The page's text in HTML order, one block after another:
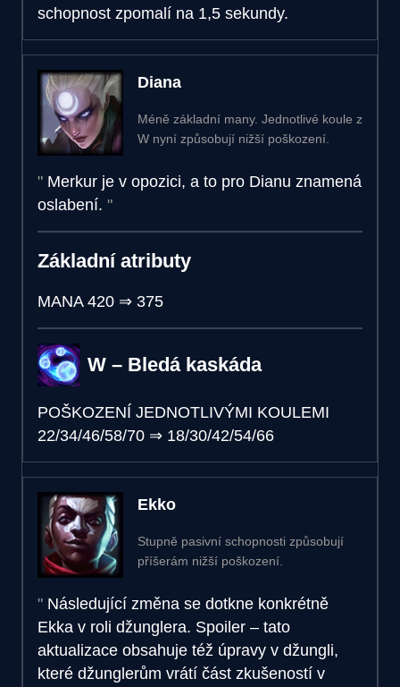
schopnost zpomalí na 1,5 sekundy.
Diana
Méně základní many. Jednotlivé koule z
W nyní způsobují nižší poškození.
Merkur je v opozici, a to pro Dianu znamená
oslabení.
Základní atributy
MANA 420 ⇒ 375
W – Bledá kaskáda
POŠKOZENÍ JEDNOTLIVÝMI KOULEMI
22/34/46/58/70 ⇒ 18/30/42/54/66
Ekko
Stupně pasivní schopnosti způsobují
příšerám nižší poškození.
Následující změna se dotkne konkrétně
Ekka v roli džunglera. Spoiler – tato
aktualizace obsahuje též úpravy v džungli,
které džunglerům vrátí část zkušeností v